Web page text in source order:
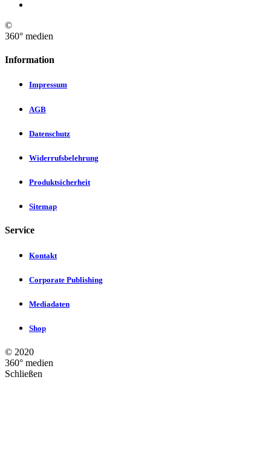
©
360° medien
Information
Impressum
AGB
Datenschutz
Widerrufsbelehrung
Produktsicherheit
Sitemap
Service
Kontakt
Corporate Publishing
Mediadaten
Shop
© 2020
360° medien
Schließen